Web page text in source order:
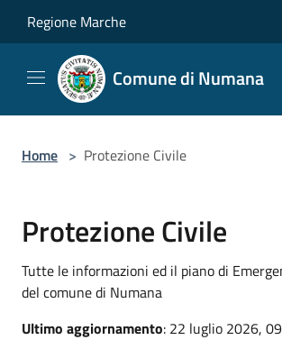
Regione Marche
Comune di Numana
Home > Protezione Civile
Protezione Civile
Tutte le informazioni ed il piano di
del comune di Numana
Ultimo aggiornamento: 22 luglio 2026,